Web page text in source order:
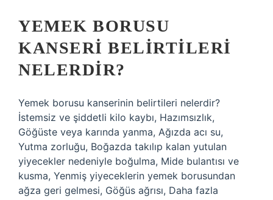
YEMEK BORUSU
KANSERI BELIRTILERI
NELERDIR?
Yemek borusu kanserinin belirtileri nelerdir?
İstemsiz ve şiddetli kilo kaybı, Hazımsızlık,
Göğüste veya karında yanma, Ağızda acı su,
Yutma zorluğu, Boğazda takılıp kalan yutulan
yiyecekler nedeniyle boğulma, Mide bulantısı ve
kusma, Yenmiş yiyeceklerin yemek borusundan
ağza geri gelmesi, Göğüs ağrısı, Daha fazla